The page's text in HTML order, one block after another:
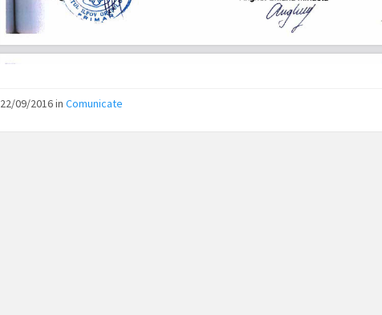
22/09/2016 in Comunicate